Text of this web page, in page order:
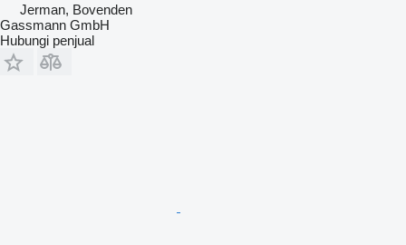
Jerman, Bovenden
Gassmann GmbH
Hubungi penjual